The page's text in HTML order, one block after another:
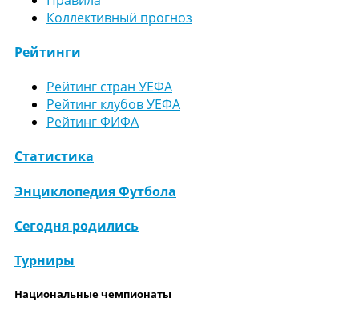
Коллективный прогноз
Рейтинги
Рейтинг стран УЕФА
Рейтинг клубов УЕФА
Рейтинг ФИФА
Статистика
Энциклопедия Футбола
Сегодня родились
Турниры
Национальные чемпионаты